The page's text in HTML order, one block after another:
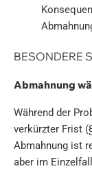
BESONDERE
Abmahnung
Während der
verkürzter Frist
Abmahnung ist
aber im